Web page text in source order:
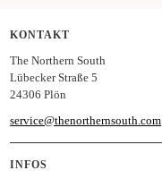
KONTAKT
The Northern South
Lübecker Straße 5
24306 Plön
service@thenorthernsouth.com
INFOS